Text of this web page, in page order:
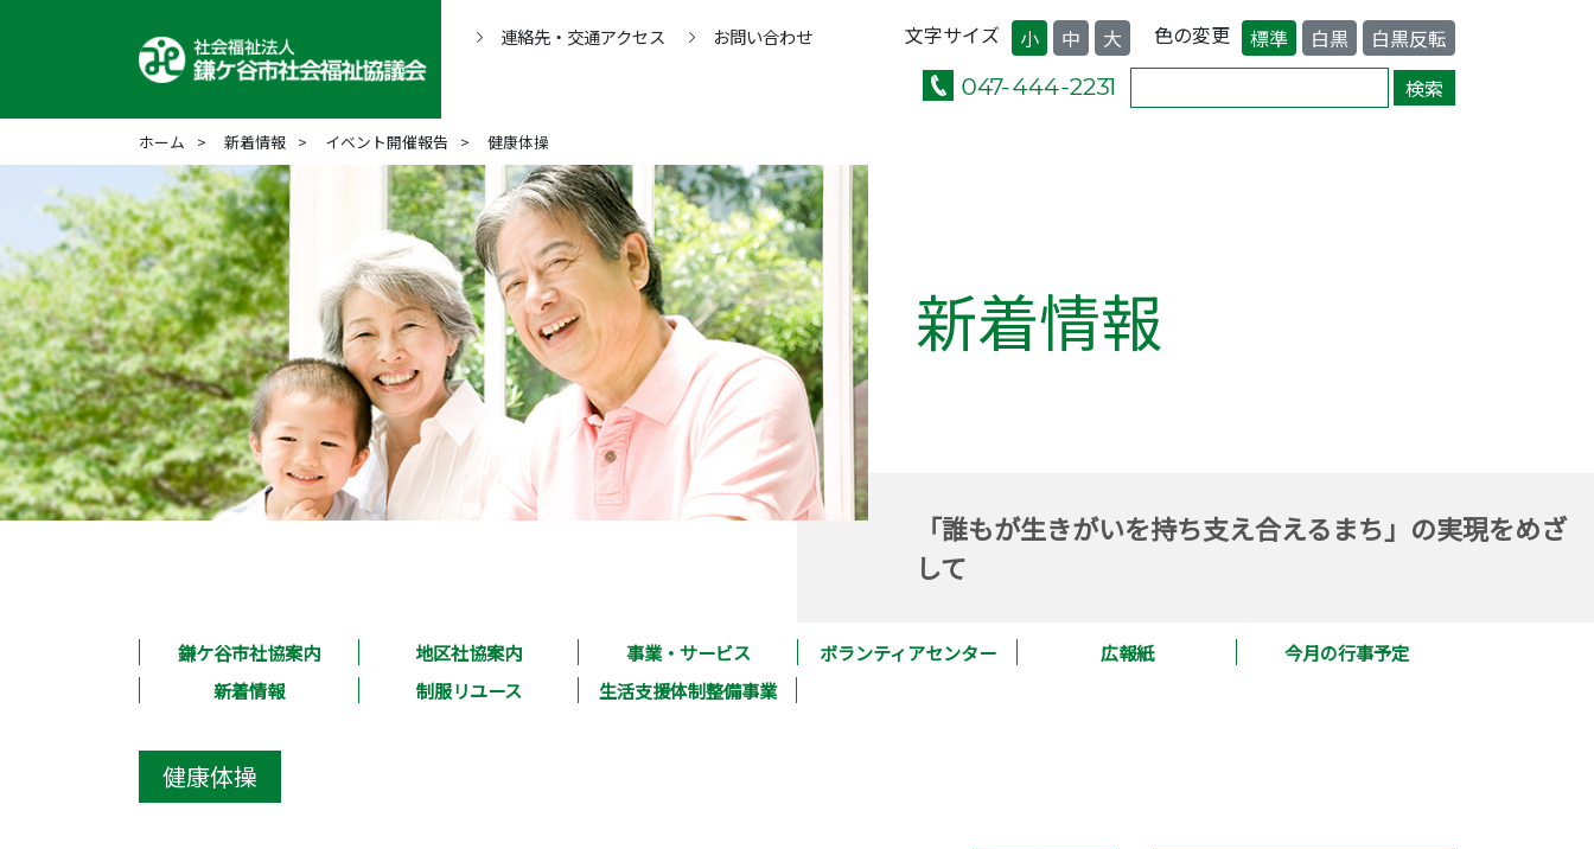
連絡先・交通アクセス お問い合わせ 文字サイズ 小 中 大 色の変更 標準 白黒 白黒反転
ホーム 新着情報 イベント開催報告 健康体操
新着情報
「誰もが生きがいを持ち支え合えるまち」の実現をめざ
して
鎌ケ谷市社協案内 地区社協案内 事業・サービス ボランティアセンター 広報紙
今月の行事予定
新着情報
制服リユース 生活支援体制整備事業
健康体操